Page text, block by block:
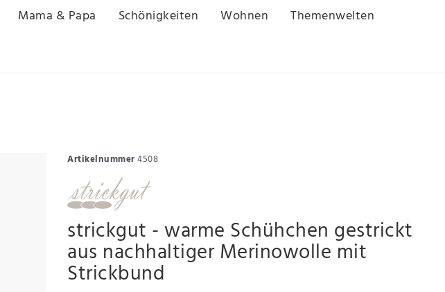
Mama & Papa Schönigkeiten Wohnen
Themenwelten
Artikelnummer4508
strickgut - warme Schühchen gestrickt
aus nachhaltiger Merinowolle mit
Strickbund